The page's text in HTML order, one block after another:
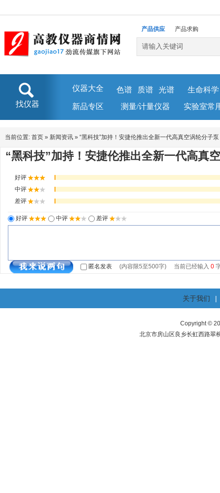
产品供应
产品求购
企业库
找仪器
仪器大全 色谱 质谱 光谱
生命科学
新品专区
测量/计量仪器 实验室常
当前位置: 首页 » 新闻资讯 » “黑科技”加持！安捷伦推出全新一代高真空涡轮分子
“黑科技”加持！安捷伦推出全新一代高真
好评
中评
差评
好评 中评 差评
匿名发表 (内容限5至500字) 当前已经输入 0
关于我们 |
Copyright ©
北京市房山区良乡长虹西路